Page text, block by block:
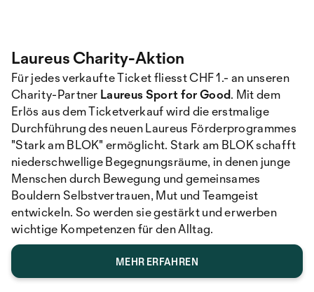
Laureus Charity-Aktion
Für jedes verkaufte Ticket fliesst CHF 1.- an unseren
Charity-Partner Laureus Sport for Good. Mit dem
Erlös aus dem Ticketverkauf wird die erstmalige
Durchführung des neuen Laureus Förderprogrammes
"Stark am BLOK" ermöglicht. Stark am BLOK schafft
niederschwellige Begegnungsräume, in denen junge
Menschen durch Bewegung und gemeinsames
Bouldern Selbstvertrauen, Mut und Teamgeist
entwickeln. So werden sie gestärkt und erwerben
wichtige Kompetenzen für den Alltag.
MEHR ERFAHREN